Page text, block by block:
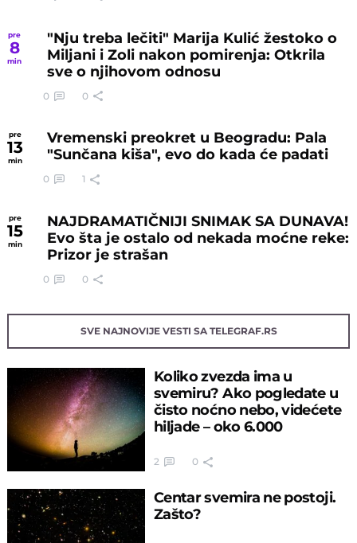
pre
8
min
"Nju treba lečiti" Marija Kulić žestoko o
Miljani i Zoli nakon pomirenja: Otkrila
sve o njihovom odnosu
0 0
pre
13
min
Vremenski preokret u Beogradu: Pala
"Sunčana kiša", evo do kada će padati
0 1
pre
15
min
NAJDRAMATIČNIJI SNIMAK SA DUNAVA!
Evo šta je ostalo od nekada moćne reke:
Prizor je strašan
0 0
SVE NAJNOVIJE VESTI SA TELEGRAF.RS
Koliko zvezda ima u
svemiru? Ako pogledate u
čisto noćno nebo, videćete
hiljade – oko 6.000
2 0
Centar svemira ne postoji.
Zašto?